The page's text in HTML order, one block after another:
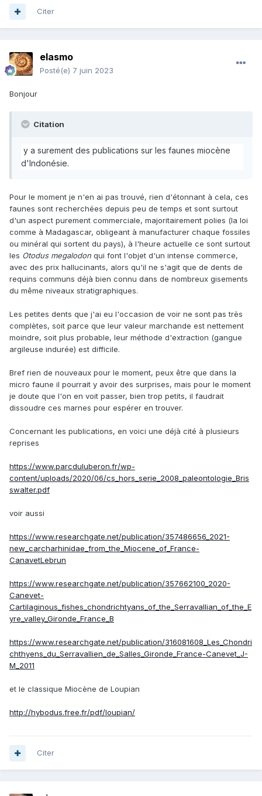
Citer
elasmo
Posté(e) 7 juin 2023
Bonjour
Citation
y a surement des publications sur les faunes miocène
d'Indonésie.
Pour le moment je n'en ai pas trouvé, rien d'étonnant à cela, ces
faunes sont recherchées depuis peu de temps et sont surtout
d'un aspect purement commerciale, majoritairement polies (la loi
comme à Madagascar, obligeant à manufacturer chaque fossiles
ou minéral qui sortent du pays), à l'heure actuelle ce sont surtout
les Otodus megalodon qui font l'objet d'un intense commerce,
avec des prix hallucinants, alors qu'il ne s'agit que de dents de
requins communs déjà bien connu dans de nombreux gisements
du même niveaux stratigraphiques.
Les petites dents que j'ai eu l'occasion de voir ne sont pas très
complètes, soit parce que leur valeur marchande est nettement
moindre, soit plus probable, leur méthode d'extraction (gangue
argileuse indurée) est difficile.
Bref rien de nouveaux pour le moment, peux être que dans la
micro faune il pourrait y avoir des surprises, mais pour le moment
je doute que l'on en voit passer, bien trop petits, il faudrait
dissoudre ces marnes pour espérer en trouver.
Concernant les publications, en voici une déjà cité à plusieurs
reprises
https://www.parcduluberon.fr/wp-
content/uploads/2020/06/cs_hors_serie_2008_paleontologie_Bris
swalter.pdf
voir aussi
https://www.researchgate.net/publication/357486656_2021-
new_carcharhinidae_from_the_Miocene_of_France-
CanavetLebrun
https://www.researchgate.net/publication/357662100_2020-
Canevet-
Cartilaginous_fishes_chondrichtyans_of_the_Serravallian_of_the_E
yre_valley_Gironde_France_B
https://www.researchgate.net/publication/316081608_Les_Chondri
chthyens_du_Serravallien_de_Salles_Gironde_France-Canevet_J-
M_2011
et le classique Miocène de Loupian
http://hybodus.free.fr/pdf/loupian/
Citer